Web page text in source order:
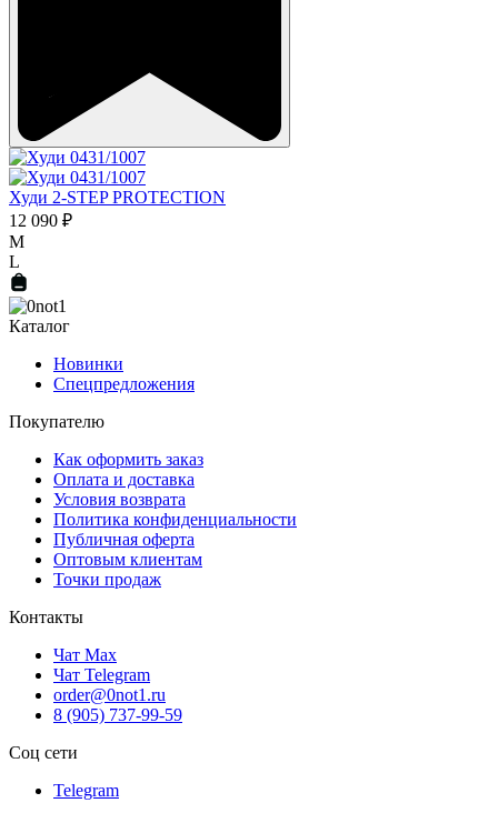
Худи 2-STEP PROTECTION
12 090 ₽
M
L
Каталог
Новинки
Спецпредложения
Покупателю
Как оформить заказ
Оплата и доставка
Условия возврата
Политика конфиденциальности
Публичная оферта
Оптовым клиентам
Точки продаж
Контакты
Чат Max
Чат Telegram
order@0not1.ru
8 (905) 737-99-59
Соц сети
Telegram